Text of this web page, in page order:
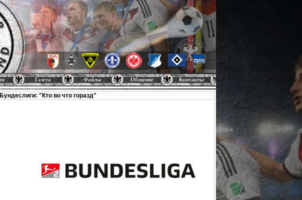
Газета Файлы Общение Контакты
"Кто во что горазд"